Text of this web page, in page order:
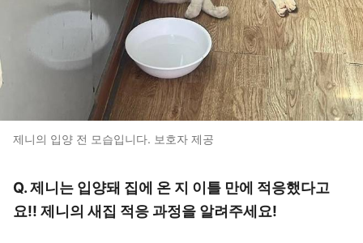
제니의 입양 전 모습입니다. 보호자 제공
Q. 제니는 입양돼 집에 온 지 이틀 만에 적응했다고
요!! 제니의 새집 적응 과정을 알려주세요!